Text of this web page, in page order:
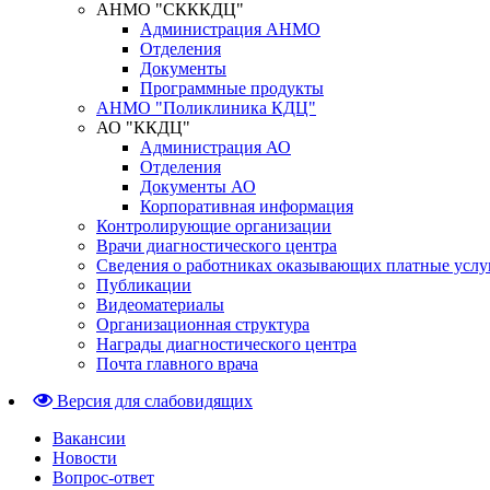
АНМО "СКККДЦ"
Администрация АНМО
Отделения
Документы
Программные продукты
АНМО "Поликлиника КДЦ"
АО "ККДЦ"
Администрация АО
Отделения
Документы АО
Корпоративная информация
Контролирующие организации
Врачи диагностического центра
Сведения о работниках оказывающих платные
Публикации
Видеоматериалы
Организационная структура
Награды диагностического центра
Почта главного врача
Версия для слабовидящих
Вакансии
Новости
Вопрос-ответ